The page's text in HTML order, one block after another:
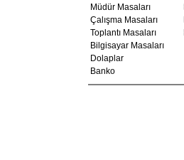
Müdür Masaları
Çalışma Masaları
Toplantı Masaları
Bilgisayar Masaları
Dolaplar
Banko